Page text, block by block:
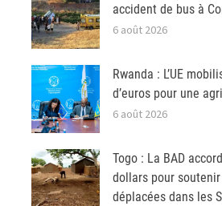
accident de bus à
6 août 2026
Rwanda : L’UE
d’euros pour une
6 août 2026
Togo : La BAD
dollars pour
déplacées dans les